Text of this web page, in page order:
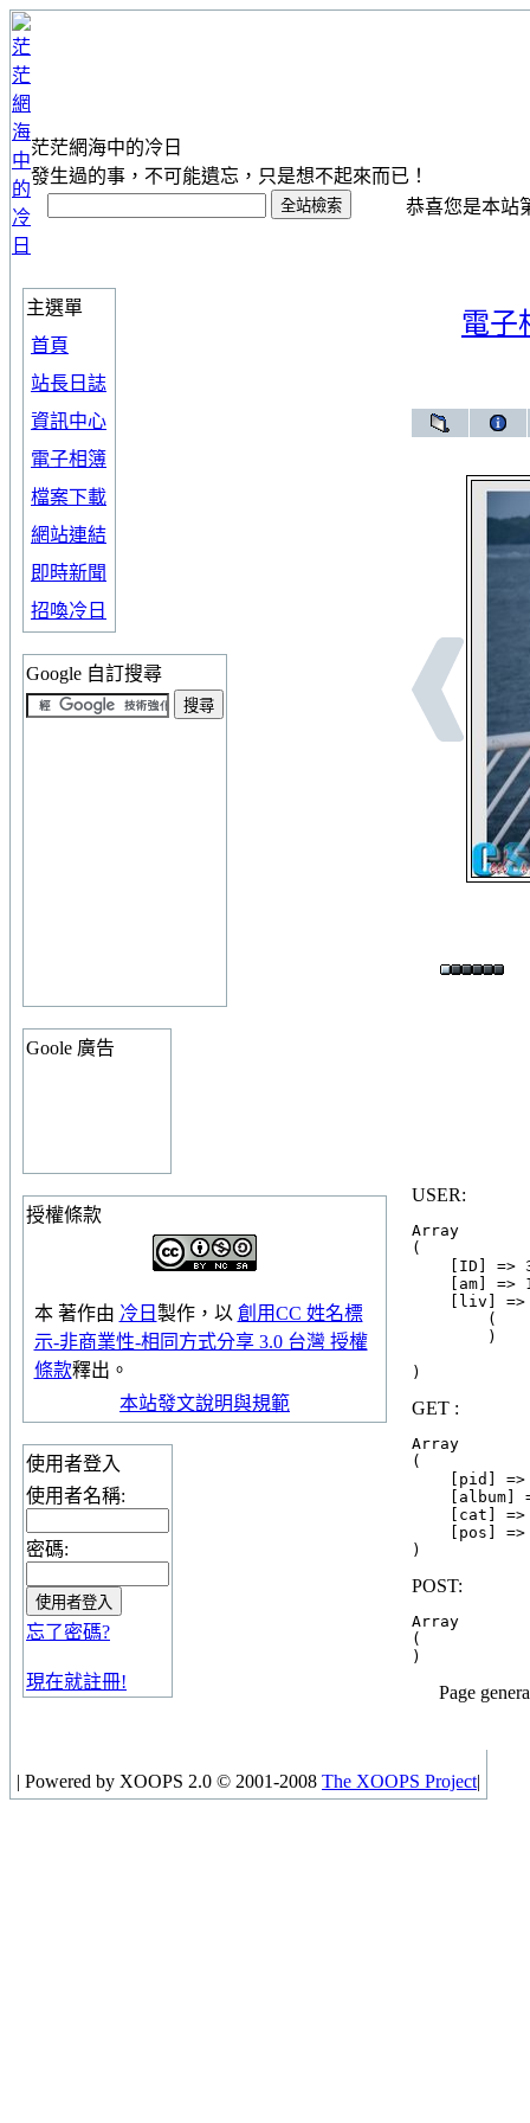
茫茫網海中的冷日
發生過的事，不可能遺忘，只是想不起來而已！
恭喜您是本站
主選單
首頁
站長日誌
資訊中心
電子相簿
檔案下載
網站連結
即時新聞
招喚冷日
Google 自訂搜尋
Goole 廣告
授權條款
本 著作由 冷日 製作，以 創用CC 姓名標
示-非商業性-相同方式分享 3.0 台灣 授權
條款釋出。
本站發文說明與規範
使用者登入
使用者名稱:
密碼:
忘了密碼?
現在就註冊!
電子
USER:
Array
(
[ID] =>
[am] =>
[liv] =>
        (
        )
GET :
Array
(
[pid] =>
[album]
[cat] =>
[pos] =>
POST:
Array
(
Page
| Powered by XOOPS 2.0 © 2001-2008 The XOOPS Project|